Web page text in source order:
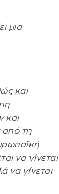
μια
και
και
από τη
να γίνεται
να γίνεται